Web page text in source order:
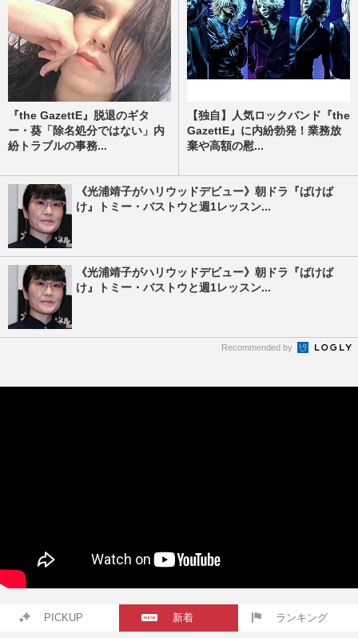
『the GazettE』脱退のギタ
ー・葵「除名処分ではない」内
紛トラブルの事務...
【独自】人気ロックバンド『the
GazettE』に内紛勃発！業務放
棄や高額の慰...
《光浦靖子がハリウッドデビュー》朝ドラ『ばけば
け』トミー・バストウと週1レッスン...
《光浦靖子がハリウッドデビュー》朝ドラ『ばけば
け』トミー・バストウと週1レッスン...
Recommended by
PICKUP 新着 ランキング